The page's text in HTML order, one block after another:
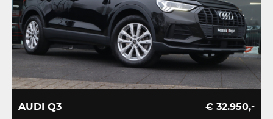
AUDI Q3
€ 32.950,-